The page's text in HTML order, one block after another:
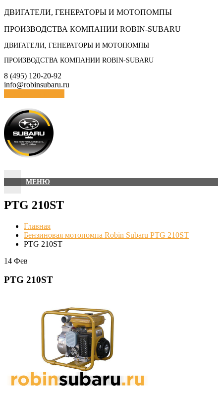
Skip
content
ДВИГАТЕЛИ, ГЕНЕРАТОРЫ И МОТОПОМПЫ
ПРОИЗВОДСТВА КОМПАНИИ ROBIN-SUBARU
ДВИГАТЕЛИ, ГЕНЕРАТОРЫ И МОТОПОМПЫ
ПРОИЗВОДСТВА КОМПАНИИ ROBIN-SUBARU
8 (495) 120-20-92
info@robinsubaru.ru
МЕНЮ
PTG 210SТ
Главная
Бензиновая мотопомпа Robin Subaru PTG 210SТ
PTG 210SТ
14 Фев
PTG 210SТ